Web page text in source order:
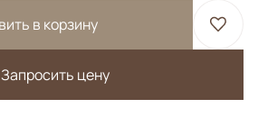
в корзину
Запросить цену